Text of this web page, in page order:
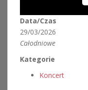
Data/Czas
29/03/2026
Całodniowe
Kategorie
Koncert